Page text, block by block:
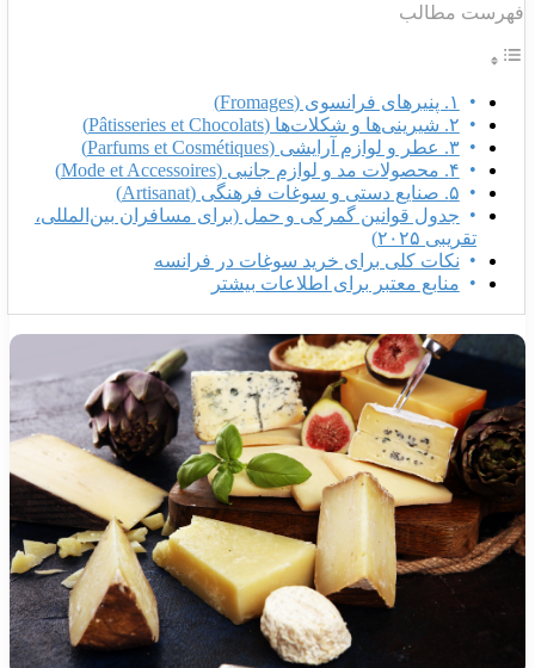
مطالب
۱. پنیرهای فرانسوی (Fromages)
۲. شیرینی‌ها و شکلات‌ها (Pâtisseries et Chocolats)
۳. عطر و لوازم آرایشی (Parfums et Cosmétiques)
۴. محصولات مد و لوازم جانبی (Mode et Accessoires)
۵. صنایع دستی و سوغات فرهنگی (Artisanat)
جدول قوانین گمرکی و حمل (برای مسافران بین‌المللی،
تقریبی ۲۰۲۵)
نکات کلی برای خرید سوغات در فرانسه
منابع معتبر برای اطلاعات بیشتر